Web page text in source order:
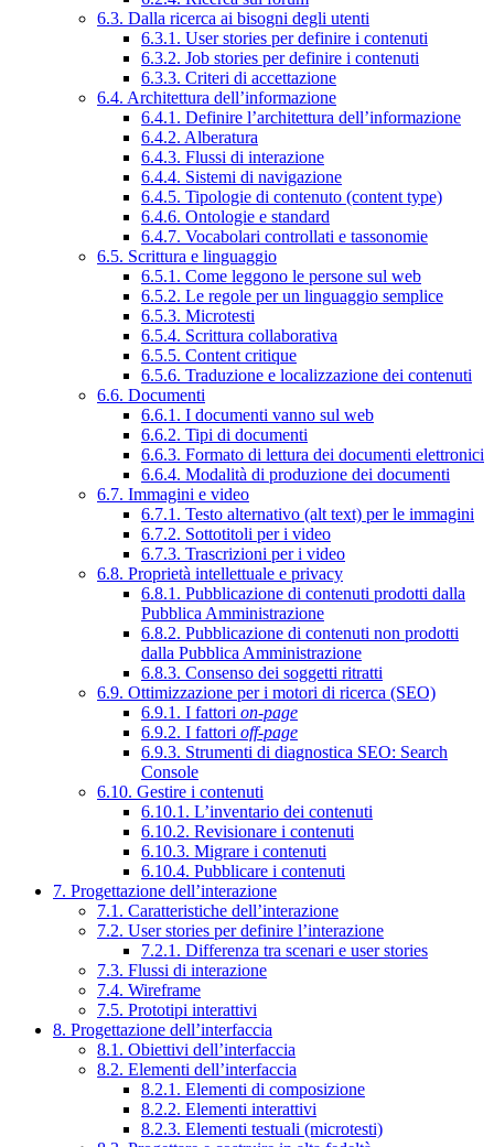
6.3. Dalla ricerca ai bisogni degli utenti
6.3.1. User stories per definire i contenuti
6.3.2. Job stories per definire i contenuti
6.3.3. Criteri di accettazione
6.4. Architettura dell’informazione
6.4.1. Definire l’architettura dell’informazione
6.4.2. Alberatura
6.4.3. Flussi di interazione
6.4.4. Sistemi di navigazione
6.4.5. Tipologie di contenuto (content type)
6.4.6. Ontologie e standard
6.4.7. Vocabolari controllati e tassonomie
6.5. Scrittura e linguaggio
6.5.1. Come leggono le persone sul web
6.5.2. Le regole per un linguaggio semplice
6.5.3. Microtesti
6.5.4. Scrittura collaborativa
6.5.5. Content critique
6.5.6. Traduzione e localizzazione dei contenuti
6.6. Documenti
6.6.1. I documenti vanno sul web
6.6.2. Tipi di documenti
6.6.3. Formato di lettura dei documenti elettronici
6.6.4. Modalità di produzione dei documenti
6.7. Immagini e video
6.7.1. Testo alternativo (alt text) per le immagini
6.7.2. Sottotitoli per i video
6.7.3. Trascrizioni per i video
6.8. Proprietà intellettuale e privacy
6.8.1. Pubblicazione di contenuti prodotti dalla
Pubblica Amministrazione
6.8.2. Pubblicazione di contenuti non prodotti
dalla Pubblica Amministrazione
6.8.3. Consenso dei soggetti ritratti
6.9. Ottimizzazione per i motori di ricerca (SEO)
6.9.1. I fattori on-page
6.9.2. I fattori off-page
6.9.3. Strumenti di diagnostica SEO: Search
Console
6.10. Gestire i contenuti
6.10.1. L’inventario dei contenuti
6.10.2. Revisionare i contenuti
6.10.3. Migrare i contenuti
6.10.4. Pubblicare i contenuti
7. Progettazione dell’interazione
7.1. Caratteristiche dell’interazione
7.2. User stories per definire l’interazione
7.2.1. Differenza tra scenari e user stories
7.3. Flussi di interazione
7.4. Wireframe
7.5. Prototipi interattivi
8. Progettazione dell’interfaccia
8.1. Obiettivi dell’interfaccia
8.2. Elementi dell’interfaccia
8.2.1. Elementi di composizione
8.2.2. Elementi interattivi
8.2.3. Elementi testuali (microtesti)